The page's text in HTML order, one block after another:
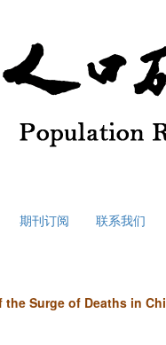
期刊订阅 联系我们
Surge of Deaths in